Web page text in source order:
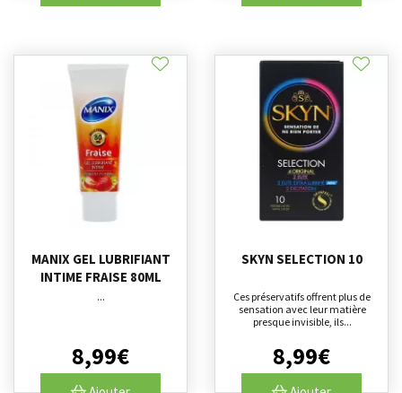
MANIX GEL LUBRIFIANT
INTIME FRAISE 80ML
...
8,99€
SKYN SELECTION 10
Ces préservatifs offrent plus de
sensation avec leur matière
presque invisible, ils...
8,99€